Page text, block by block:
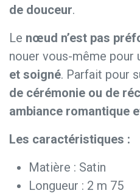
de douceur.
Le nœud n’est pas
nouer vous-même pour
et soigné. Parfait pour
de cérémonie ou de
ambiance romantique
Les caractéristiques :
Matière : Satin
Longueur : 2 m 75